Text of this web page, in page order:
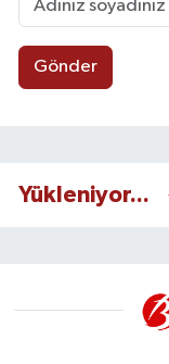
Gönder
Yükleniyor...